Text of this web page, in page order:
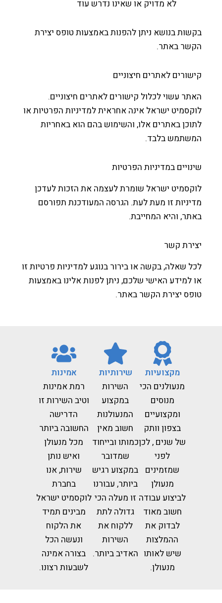
לא מדויק או שאינו נדרש עוד
בנושא ניתן להפנות באמצעות טופס יצירת
באתר.
לאתרים חיצוניים
עשוי לכלול קישורים לאתרים חיצוניים.
ישראל אינה אחראית למדיניות הפרטיות או
באתרים אלו, והשימוש בהם הוא באחריות
בלבד.
במדיניות הפרטיות
ישראל שומרת לעצמה את הזכות לעדכן
זו מעת לעת. הגרסה המעודכנת תפורסם
והיא המחייבת.
קשר
שאלה, בקשה או בירור בנוגע למדיניות פרטיות זו
למידע האישי שלכם, ניתן לפנות אלינו באמצעות
יצירת הקשר באתר.
מקצועיות
מנעולנים הכי
ומקצועיים
בצפון וותק
של שנים , לכן
שמזמינים
לביצוע עבודה
חשוב מאוד
לבדוק את
ההמלצות
שיש לאותו
שירותיות
השירות
במקצוע
המנעולנות
חשוב מאין
כמותו ובייחוד
שמדובר
במקצוע רגיש
ביותר, עבורנו
זו מעלה הכי
גדולה לתת
ללקוח את
השירות
האדיב ביותר.
אמינות
רמת אמינות
וטיב השירות זו
הדרישה
החשובה ביותר
מכל מנעולן
ואיש נותן
שירות, אנו
בחברת
לוקסמיט ישראל
מבינים תמיד
את הלקוח
ונעשה הכל
בצורה אמינה
לשבעות רצונו.